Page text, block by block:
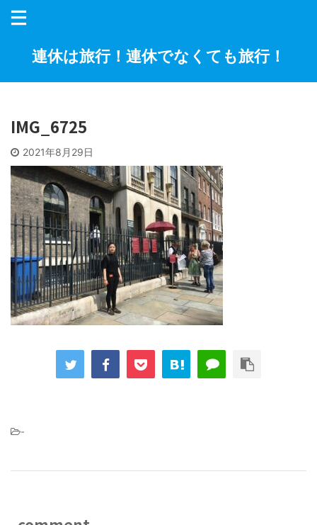
連休は旅行！連休でなくても旅行！
IMG_6725
2021年8月29日
-